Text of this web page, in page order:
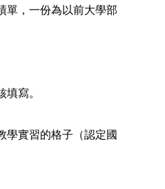
單，一份為以前大學部
寫。
學實習的格子（認定國